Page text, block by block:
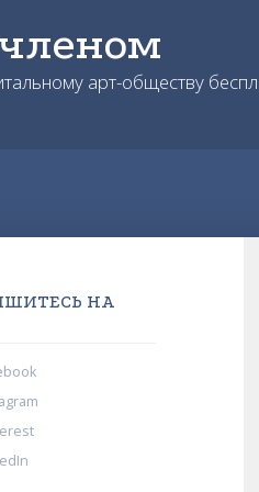
арт-обществу
НА